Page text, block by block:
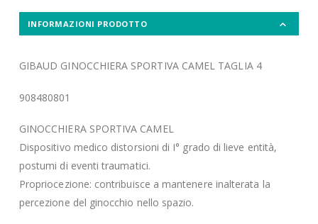
INFORMAZIONI PRODOTTO
GIBAUD GINOCCHIERA SPORTIVA CAMEL TAGLIA 4
908480801
GINOCCHIERA SPORTIVA CAMEL
Dispositivo medico distorsioni di I° grado di lieve entità,
postumi di eventi traumatici.
Propriocezione: contribuisce a mantenere inalterata la
percezione del ginocchio nello spazio.